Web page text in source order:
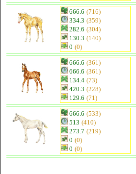
666.6 (716)
334.3 (359)
282.6 (304)
130.3 (140)
0 (0)
666.6 (361)
666.6 (361)
134.4 (73)
420.3 (228)
129.6 (71)
666.6 (533)
513 (410)
273.7 (219)
0 (0)
0 (0)